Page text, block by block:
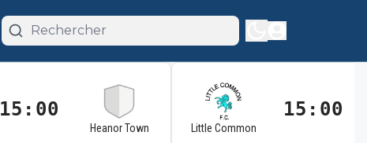
15:00
Heanor Town Little Common
15:00